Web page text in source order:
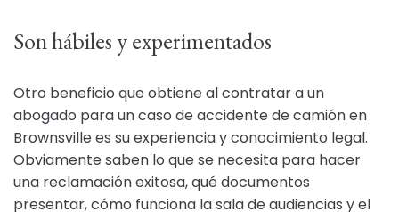
Son hábiles y experimentados
Otro beneficio que obtiene al contratar a un
abogado para un caso de accidente de camión en
Brownsville es su experiencia y conocimiento legal.
Obviamente saben lo que se necesita para hacer
una reclamación exitosa, qué documentos
presentar, cómo funciona la sala de audiencias y el